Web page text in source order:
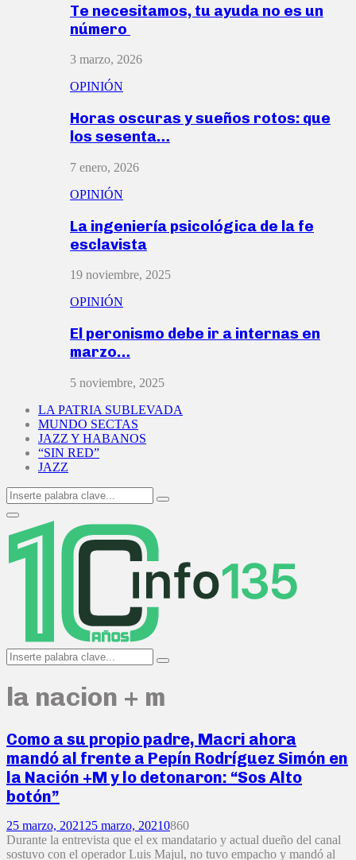
Te necesitamos, tu ayuda no es un
número
3 marzo, 2026
OPINIÓN
Horas oscuras y sueños rotos: que
los sesenta…
7 enero, 2026
OPINIÓN
La ingeniería psicológica de la fe
esclavista
19 noviembre, 2025
OPINIÓN
El peronismo debe ir a internas en
marzo…
5 noviembre, 2025
LA PATRIA SUBLEVADA
MUNDO SECTAS
JAZZ Y HABANOS
“SIN RED”
JAZZ
Search
for:
Search
Primary
Menu
Search
for:
Search
la nacion + m
Como a su propio padre, Macri ahora
mandó al frente a Pepín Rodríguez Simón en
la Nación +M y lo detonaron: “Sos Alto
botón”
25 marzo, 2021 25 marzo, 20210860
Durante la entrevista que el ex mandatario y actual dueño del canal
sostuvo con el operador Luis Majul, no tuvo empacho y mandó al